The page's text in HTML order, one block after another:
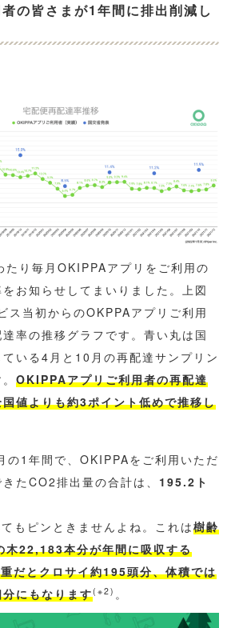
の皆さまが1年間に排出削減し
たり毎月OKIPPAアプリをご利用の
お知らせしてまいりました。上図
ス当初からのOKPPAアプリご利用
率の推移グラフです。青い丸は国
いる4月と10月の再配達サンプリン
OKIPPAアプリご利用者の再配達
値よりも約3ポイント低めで推移し
1年間で、OKIPPAをご利用いただ
たCO2排出量の合計は、 195.2ト
もピンときませんよね。これは樹齢
木22,183本分が年間に吸収する
だとクロサイ約195頭分、体積では
にもなります(※2) 。